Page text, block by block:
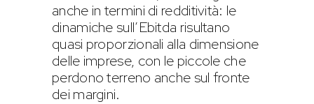
anche in termini di redditività: le
dinamiche sull’Ebitda risultano
quasi proporzionali alla dimensione
delle imprese, con le piccole che
perdono terreno anche sul fronte
dei margini.